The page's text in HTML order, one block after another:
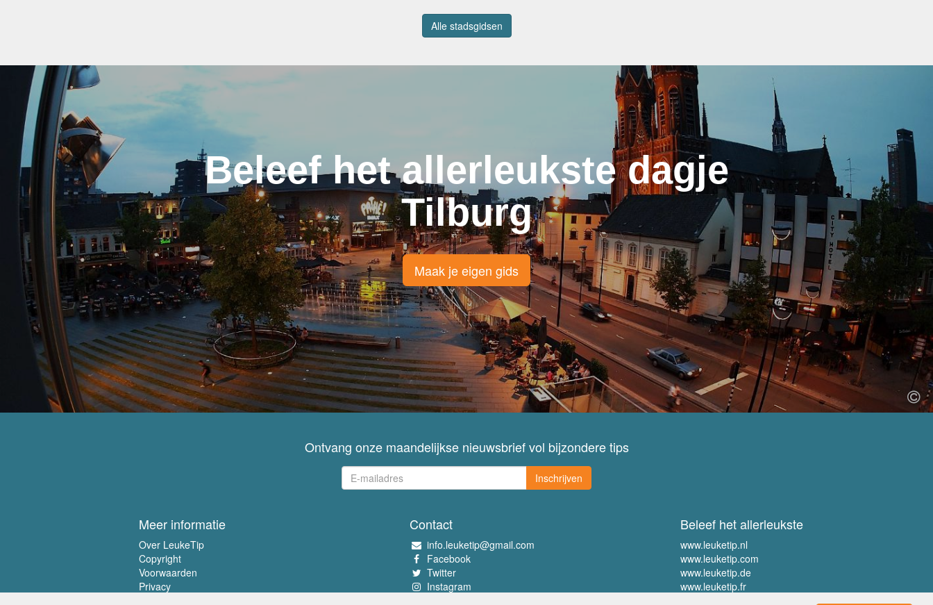
Alle stadsgidsen
Beleef het allerleukste dagje
Tilburg
Maak je eigen gids
Ontvang onze maandelijkse nieuwsbrief vol bijzondere tips
Inschrijven
Meer informatie
Over LeukeTip
Copyright
Voorwaarden
Privacy
Contact
info.leuketip@gmail.com
Facebook
Twitter
Instagram
Beleef het allerleukste
www.leuketip.nl
www.leuketip.com
www.leuketip.de
www.leuketip.fr